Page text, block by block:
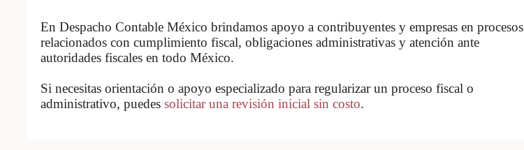
En Despacho Contable México brindamos apoyo a contribuyentes y empresas en procesos
relacionados con cumplimiento fiscal, obligaciones administrativas y atención ante
autoridades fiscales en todo México.
Si necesitas orientación o apoyo especializado para regularizar un proceso fiscal o
administrativo, puedes solicitar una revisión inicial sin costo.